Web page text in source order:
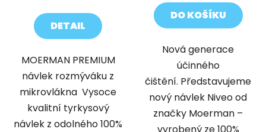
z
5
hvězdiček.
DETAIL
MOERMAN PREMIUM
návlek rozmýváku z
mikrovlákna Vysoce
kvalitní tyrkysový
návlek z odolného 100%
DO KOŠÍKU
Nová generace
účinného
čištění. Představujeme
nový návlek Niveo od
značky Moerman –
vyrobený ze 100%